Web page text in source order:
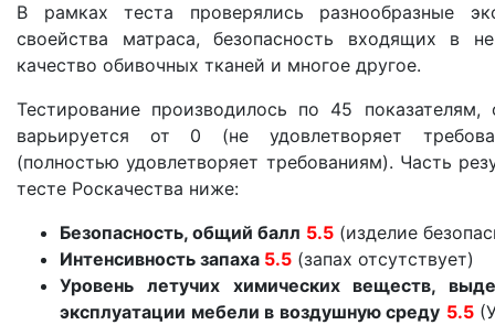
Контакты
В рамках теста проверялись разнообразные
своейства матраса, безопасность входящих в
качество обивочных тканей и многое другое.
Тестирование производилось по 45 показателям,
варьируется от 0 (не удовлетворяет
(полностью удовлетворяет требованиям). Часть
тесте Роскачества ниже:
Безопасность, общий балл 5.5 (изделие
Интенсивность запаха 5.5 (запах отсутствует)
Уровень летучих химических веществ,
эксплуатации мебели в воздушную среду 5.5